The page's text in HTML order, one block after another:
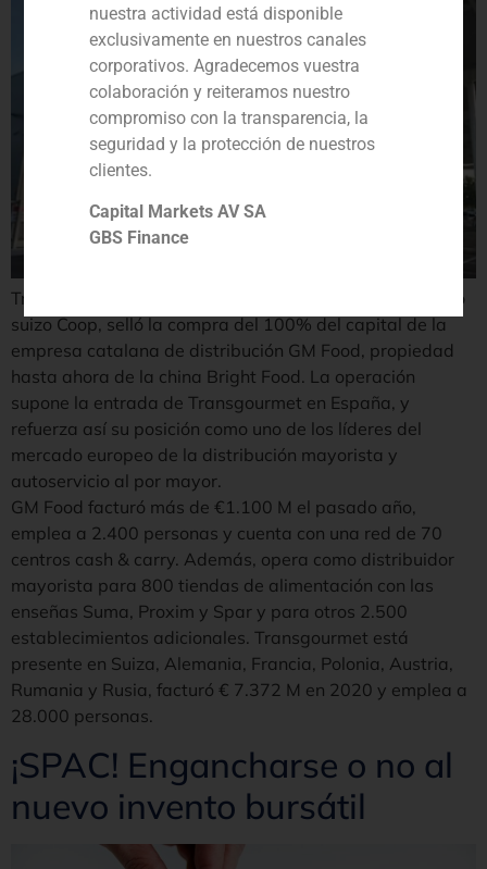
Transgourmet, división mayorista del grupo cooperativo
suizo Coop, selló la compra del 100% del capital de la
empresa catalana de distribución GM Food, propiedad
hasta ahora de la china Bright Food. La operación
supone la entrada de Transgourmet en España, y
refuerza así su posición como uno de los líderes del
mercado europeo de la distribución mayorista y
autoservicio al por mayor.
GM Food facturó más de €1.100 M el pasado año,
emplea a 2.400 personas y cuenta con una red de 70
centros cash & carry. Además, opera como distribuidor
mayorista para 800 tiendas de alimentación con las
enseñas Suma, Proxim y Spar y para otros 2.500
establecimientos adicionales. Transgourmet está
presente en Suiza, Alemania, Francia, Polonia, Austria,
Rumania y Rusia, facturó € 7.372 M en 2020 y emplea a
28.000 personas.
¡SPAC! Engancharse o no al
nuevo invento bursátil
nuestra actividad está disponible
exclusivamente en nuestros canales
corporativos. Agradecemos vuestra
colaboración y reiteramos nuestro
compromiso con la transparencia, la
seguridad y la protección de nuestros
clientes.
Capital Markets AV SA
GBS Finance